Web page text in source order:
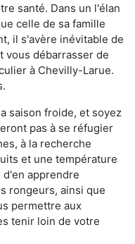
santé. Dans un l'élan
celle de sa famille
il s'avère inévitable de
vous débarrasser de
à Chevilly-Larue.
saison froide, et soyez
pas à se réfugier
à la recherche
et une température
apprendre
rongeurs, ainsi que
permettre aux
tenir loin de votre